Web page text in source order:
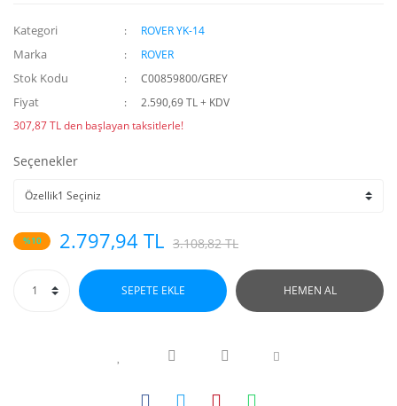
Kategori ROVER YK-14
Marka ROVER
Stok Kodu C00859800/GREY
Fiyat
2.590,69 TL + KDV
307,87 TL den başlayan taksitlerle!
Seçenekler
%10 2.797,94 TL 3.108,82 TL
SEPETE EKLE HEMEN AL